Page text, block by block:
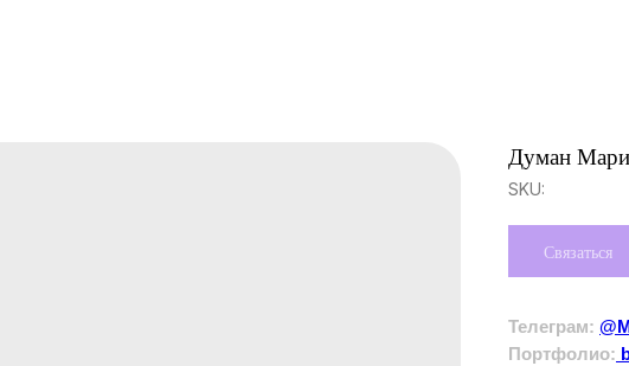
Думан
SKU:
Связаться
Телеграм:
Портфолио: